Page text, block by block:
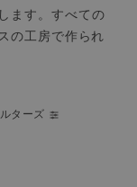
ます。すべての
の工房で作られ
ターズ